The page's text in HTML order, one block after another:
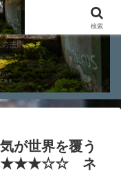
が世界を覆う
★★★☆☆ ネ
検索